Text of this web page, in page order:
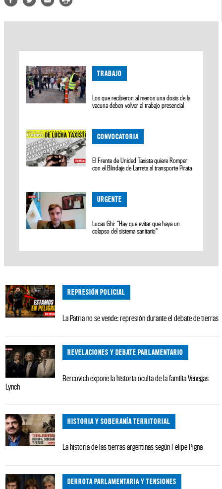
TRABAJO
Los que recibieron al menos una dosis de la
vacuna deben volver al trabajo presencial
CONVOCATORIA
El Frente de Unidad Taxista quiere Romper
con el Blindaje de Larreta al transporte Pirata
URGENTE
Lucas Ghi: “Hay que evitar que haya un
colapso del sistema sanitario"
REPRESIÓN POLICIAL
La Patria no se vende: represión durante el debate de tierras
REVELACIONES Y DEBATE PARLAMENTARIO
Bercovich expone la historia oculta de la familia Venegas
Lynch
HISTORIA Y SOBERANÍA TERRITORIAL
La historia de las tierras argentinas según Felipe Pigna
DERROTA PARLAMENTARIA Y TENSIONES